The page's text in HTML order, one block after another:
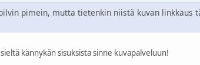
pimein, mutta tietenkin niistä kuvan
kännykän sisuksista sinne kuvapalveluun!